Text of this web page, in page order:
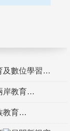
及數位學習
岸教育
教育